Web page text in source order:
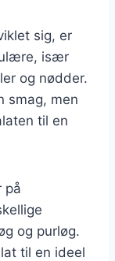
sig, er
især
og nødder.
smag, men
til en
på
og purløg.
til en ideel